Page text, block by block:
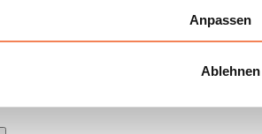
DatenschutzerklärungAnpassen
Ablehnen